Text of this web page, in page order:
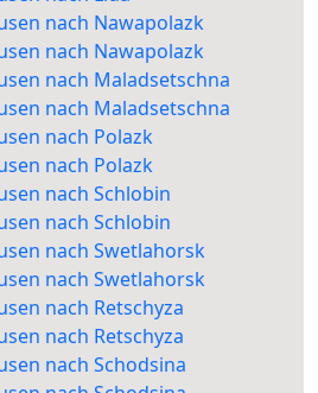
nach Nawapolazk
nach Nawapolazk
nach Maladsetschna
nach Maladsetschna
nach Polazk
nach Polazk
nach Schlobin
nach Schlobin
nach Swetlahorsk
nach Swetlahorsk
nach Retschyza
nach Retschyza
nach Schodsina